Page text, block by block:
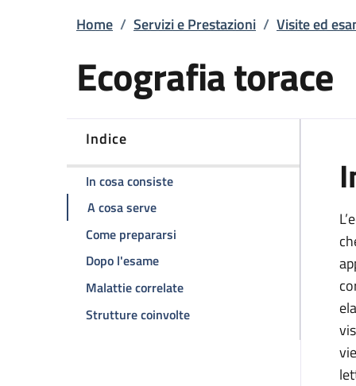
Briciole di pane
Home / Servizi e Prestazioni / Visite ed
Ecografia torace
Indice
In cosa consistedella pagina Ecografia torace
A cosa servedella pagina Ecografia torace
Come prepararsi
Dopo l'esamedella pagina Ecografia torace
Malattie correlatedella pagina Ecografia torace
Strutture coinvoltedella pagina Ecografia torace